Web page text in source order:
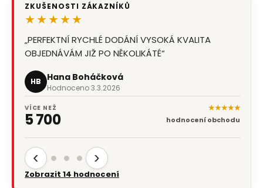
ZKUŠENOSTI ZÁKAZNÍKŮ
★★★★★
„PERFEKTNÍ RYCHLÉ DODÁNÍ VYSOKÁ KVALITA
OBJEDNÁVÁM JIŽ PO NĚKOLIKÁTÉ“
HB Hana Boháčková
Hodnoceno 3.3.2026
VÍCE NEŽ
5 700
★★★★★
hodnocení obchodu
‹ ›
Zobrazit 14 hodnocení